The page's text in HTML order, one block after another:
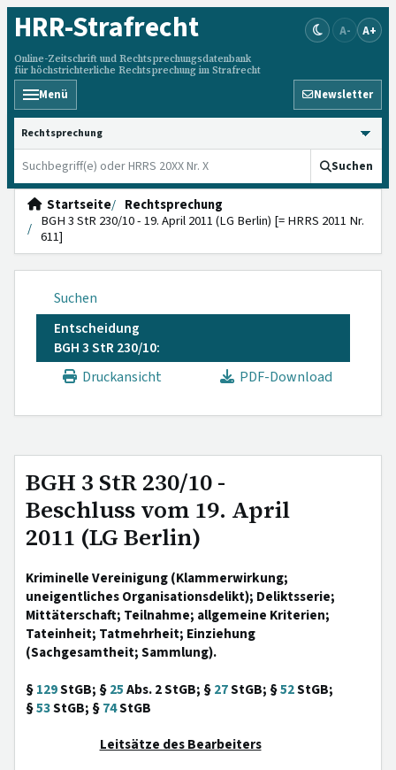
HRR-Strafrecht
Online-Zeitschrift und Rechtsprechungsdatenbank
für höchstrichterliche Rechtsprechung im Strafrecht
A- A+
Menü Newsletter
HRRS durchsuchen
Suchen
Startseite
Rechtsprechung
BGH 3 StR 230/10 - 19. April 2011 (LG Berlin) [= HRRS 2011 Nr.
611]
Suchen
Entscheidung
BGH 3 StR 230/10:
Druckansicht
PDF-Download
BGH 3 StR 230/10 -
Beschluss vom 19. April
2011 (LG Berlin)
Kriminelle Vereinigung (Klammerwirkung;
uneigentliches Organisationsdelikt); Deliktsserie;
Mittäterschaft; Teilnahme; allgemeine Kriterien;
Tateinheit; Tatmehrheit; Einziehung
(Sachgesamtheit; Sammlung).
§129StGB; §25Abs. 2 StGB; §27StGB; §52StGB;
§53StGB; §74StGB
Leitsätze des Bearbeiters